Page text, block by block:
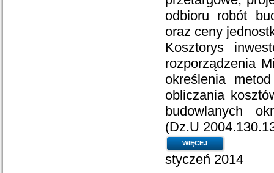
odbioru robót
oraz ceny
Kosztorys
rozporządzenia
określenia
obliczania
budowlanych
(Dz.U
WIĘCEJ
styczeń 2014